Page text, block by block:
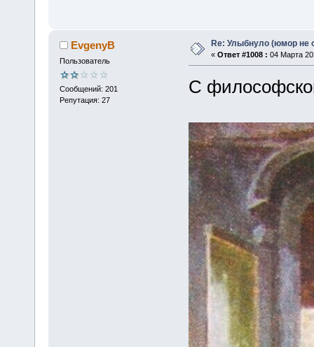
EvgenyB
Пользователь
Сообщений: 201
Репутация: 27
Re: Улыбнуло (юмор не
« Ответ #1008 : 04 Марта
С